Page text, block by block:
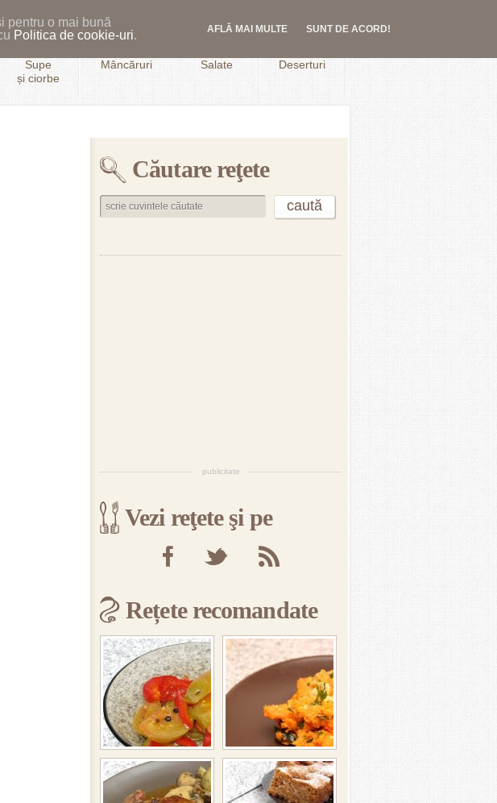
pentru o mai bună
Politica de cookie-uri. AFLĂ MAI MULTE SUNT DE ACORD!
Supe
și ciorbe
Mâncăruri Salate Deserturi
Căutare reţete
publicitate
Vezi reţete şi pe
Rețete recomandate